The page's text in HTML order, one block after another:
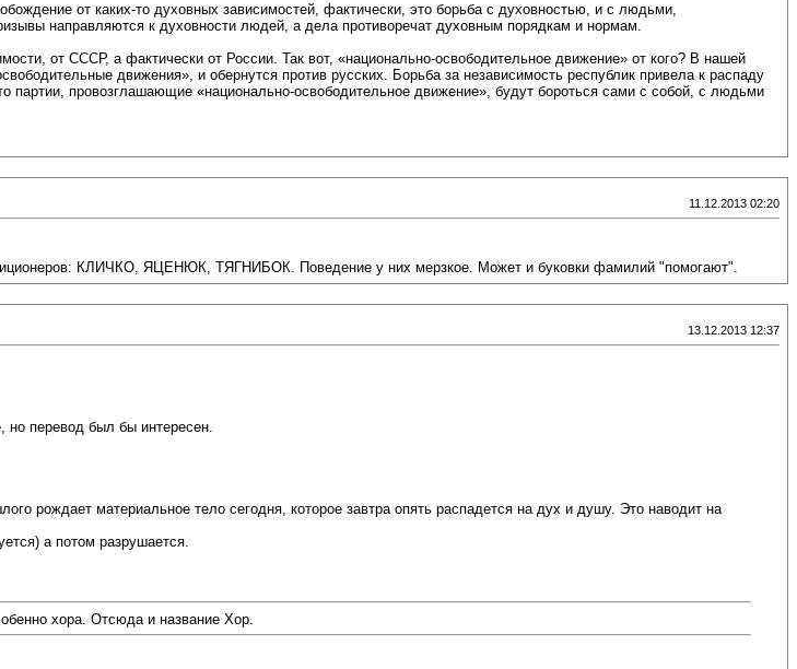
от каких-то духовных зависимостей, фактически, это борьба с духовностью, и с людьми,
направляются к духовности людей, а дела противоречат духовным порядкам и нормам.
от СССР, а фактически от России. Так вот, «национально-освободительное движение» от кого? В нашей
движения», и обернутся против русских. Борьба за независимость республик привела к распаду
провозглашающие «национально-освободительное движение», будут бороться сами с собой, с людьми
11.12.2013 02:20
КЛИЧКО, ЯЦЕНЮК, ТЯГНИБОК. Поведение у них мерзкое. Может и буковки фамилий "помогают".
13.12.2013 12:37
но перевод был бы интересен.
рождает материальное тело сегодня, которое завтра опять распадется на дух и душу. Это наводит на
а потом разрушается.
хора. Отсюда и название Хор.